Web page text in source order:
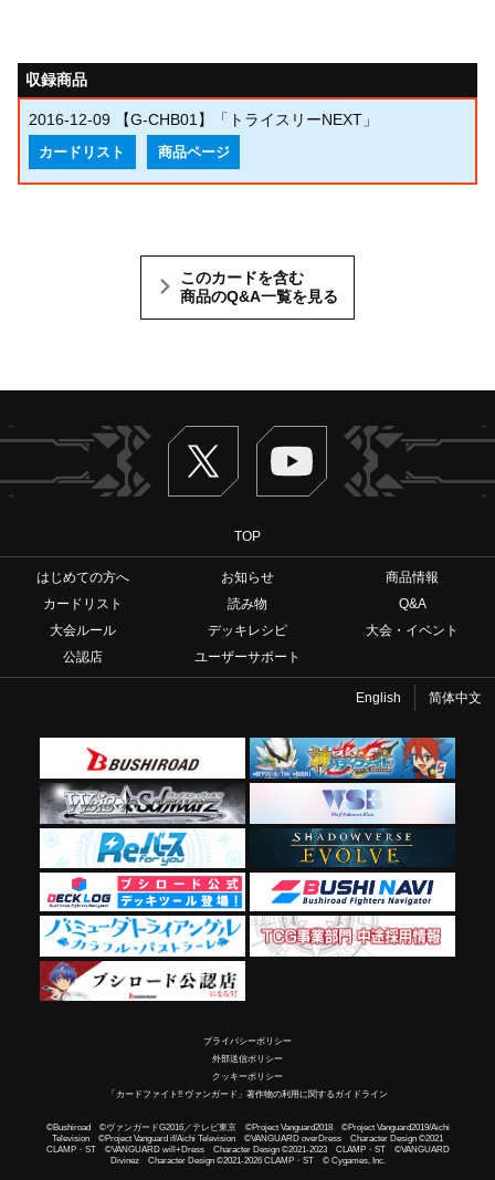
収録商品
2016-12-09 【G-CHB01】「トライスリーNEXT」
カードリスト 商品ページ
このカードを含む
商品のQ&A一覧を見る
Twitter ヴァンガードch
TOP
はじめての方へ お知らせ
商品情報
カードリスト
読み物
Q&A
大会ルール
デッキレシピ
大会・イベント
公認店
ユーザーサポート
English 简体中文
プライバシーポリシー
外部送信ポリシー
クッキーポリシー
「カードファイト!! ヴァンガード」著作物の利用に関するガイドライン
©Bushiroad ©ヴァンガードG2016／テレビ東京 ©Project Vanguard2018 ©Project Vanguard2019/Aichi
Television ©Project Vanguard if/Aichi Television ©VANGUARD overDress Character Design ©2021
CLAMP・ST ©VANGUARD will+Dress Character Design ©2021-2023 CLAMP・ST ©VANGUARD
Divinez Character Design ©2021-2026 CLAMP・ST © Cygames, Inc.